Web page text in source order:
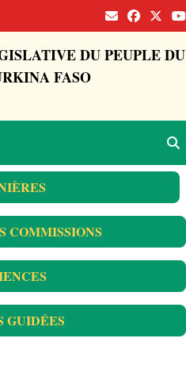
DU PEUPLE DU
FASO
COMMISSIONS
GUIDÉES